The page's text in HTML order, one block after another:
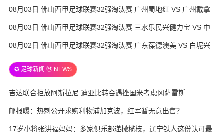
技 全场录像
08月03日 佛山西甲足球联赛32强淘汰赛 广州蜀地红 VS 广州戴拿
模 全场录像
08月03日 佛山西甲足球联赛32强淘汰赛 三水乐民兴健力宝 VS 中
国澳门澳科精英 全场录像
08月02日 佛山西甲足球联赛32强淘汰赛 广东葆德澳美 VS 白坭兴
✪ 足球新闻 ㉔ NEWS
吉达联合拒放阿斯拉尼 迪亚比转会遇挫国米考虑冈萨雷斯
邮报曝：热刺公开求购利物浦加克波，红军暂无意出售？
17岁小将张洪福妈妈：多家俱乐部递橄榄枝，辽宁铁人这份认可最